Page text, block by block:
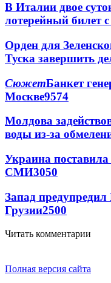
В Италии двое
лотерейный билет
Орден для
Туска завершить
СюжетБанкет
Москве9574
Молдова
воды из-за
Украина
СМИ3050
Запад
Грузии2500
Читать комментарии
Полная версия сайта